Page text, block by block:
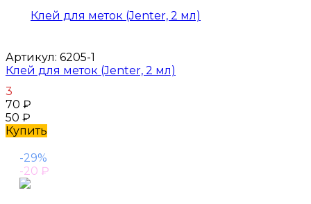
Артикул: 6205-1
Клей для меток (Jenter, 2 мл)
3
70 ₽
50 ₽
Купить
-29%
-20 ₽